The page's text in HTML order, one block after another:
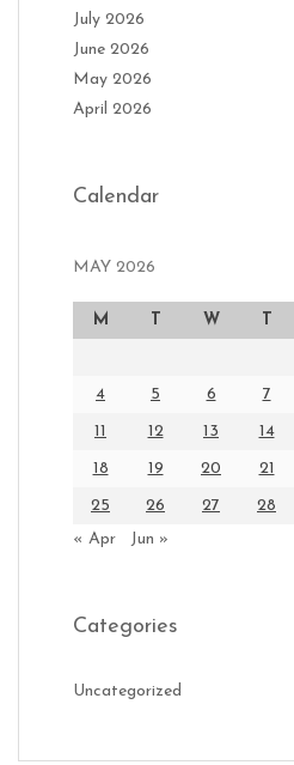
July 2026
June 2026
May 2026
April 2026
Calendar
MAY 2026
M W
4 5 6 7
11 12 13 14
18 19 20 21
25 26 27 28
« Apr
Jun »
Categories
Uncategorized